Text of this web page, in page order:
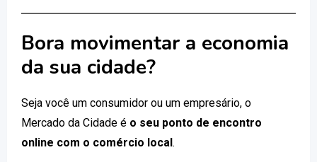
Bora movimentar a economia
da sua cidade?
Seja você um consumidor ou um empresário, o
Mercado da Cidade é o seu ponto de encontro
online com o comércio local.